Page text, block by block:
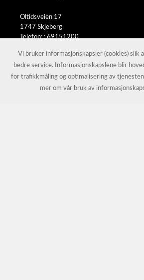
Oltidsveien 17
1747 Skjeberg
Telefon: :69151200
© JL Trading AS |Nettbutikk
Vi bruker informasjonskapsler (cookies) slik
bedre service. Informasjonskapslene blir
for trafikkmåling og optimalisering av
mer om vår bruk av